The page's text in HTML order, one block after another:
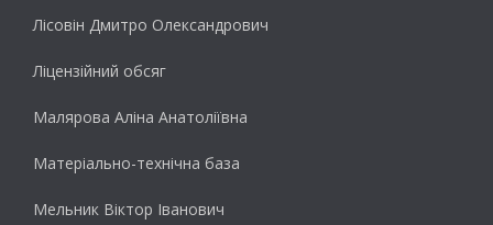
Лісовін Дмитро Олександрович
Ліцензійний обсяг
Малярова Аліна Анатоліївна
Матеріально-технічна база
Мельник Віктор Іванович